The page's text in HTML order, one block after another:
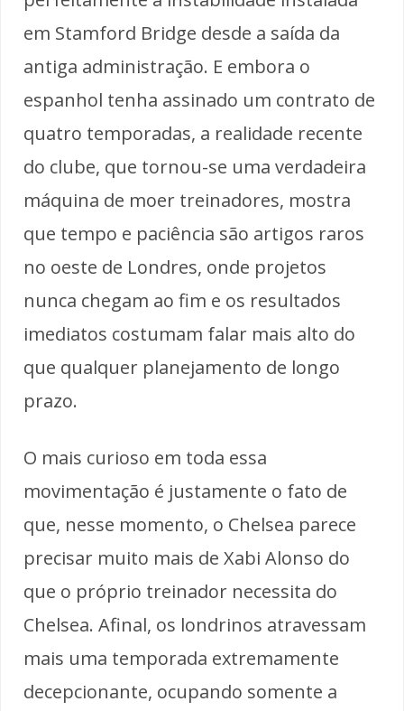
em Stamford Bridge desde a saída da
antiga administração. E embora o
espanhol tenha assinado um contrato de
quatro temporadas, a realidade recente
do clube, que tornou-se uma verdadeira
máquina de moer treinadores, mostra
que tempo e paciência são artigos raros
no oeste de Londres, onde projetos
nunca chegam ao fim e os resultados
imediatos costumam falar mais alto do
que qualquer planejamento de longo
prazo.
O mais curioso em toda essa
movimentação é justamente o fato de
que, nesse momento, o Chelsea parece
precisar muito mais de Xabi Alonso do
que o próprio treinador necessita do
Chelsea. Afinal, os londrinos atravessam
mais uma temporada extremamente
decepcionante, ocupando somente a